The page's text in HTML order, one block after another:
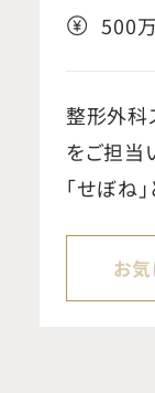
群馬
500
整形外科
をご担当
「せぼね
担って
アや外傷
脊椎疾
お